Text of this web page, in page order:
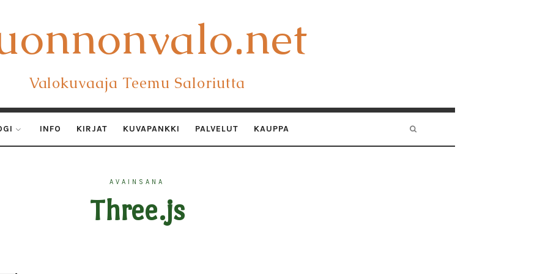
Valokuvaaja Teemu Saloriutta
INFO KIRJAT KUVAPANKKI PALVELUT KAUPPA
AVAINSANA
Three.js